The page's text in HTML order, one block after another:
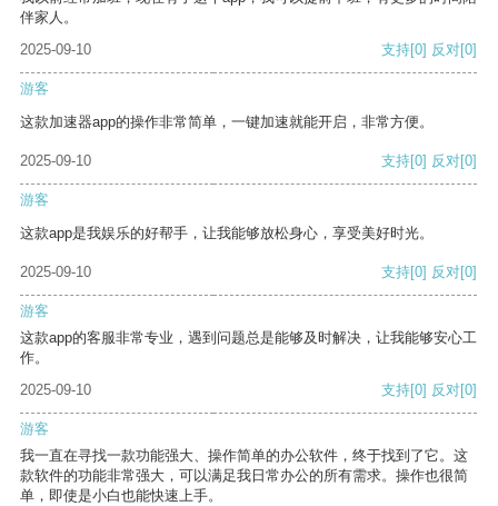
伴家人。
2025-09-10
支持[0] 反对[0]
游客
这款加速器app的操作非常简单，一键加速就能开启，非常方便。
2025-09-10 支持[0] 反对[0]
游客
这款app是我娱乐的好帮手，让我能够放松身心，享受美好时光。
2025-09-10 支持[0] 反对[0]
游客
这款app的客服非常专业，遇到问题总是能够及时解决，让我能够安心工
作。
2025-09-10
支持[0] 反对[0]
游客
我一直在寻找一款功能强大、操作简单的办公软件，终于找到了它。这
款软件的功能非常强大，可以满足我日常办公的所有需求。操作也很简
单，即使是小白也能快速上手。